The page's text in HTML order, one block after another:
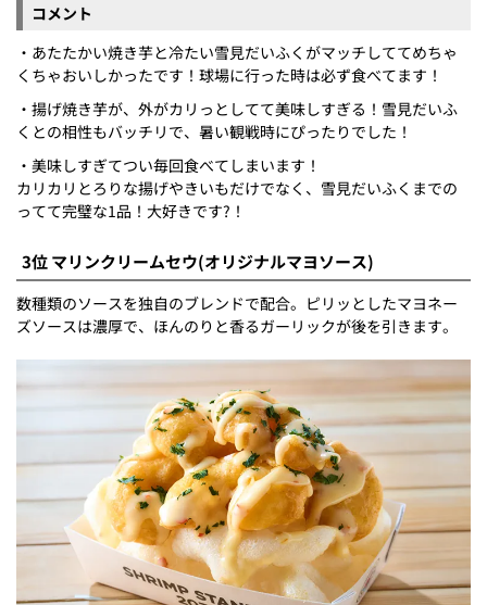
コメント
・あたたかい焼き芋と冷たい雪見だいふくがマッチしててめちゃ
くちゃおいしかったです！球場に行った時は必ず食べてます！
・揚げ焼き芋が、外がカリっとしてて美味しすぎる！雪見だいふ
くとの相性もバッチリで、暑い観戦時にぴったりでした！
・美味しすぎてつい毎回食べてしまいます！
カリカリとろりな揚げやきいもだけでなく、雪見だいふくまでの
ってて完璧な1品！大好きです?！
3位 マリンクリームセウ(オリジナルマヨソース)
数種類のソースを独自のブレンドで配合。ピリッとしたマヨネー
ズソースは濃厚で、ほんのりと香るガーリックが後を引きます。